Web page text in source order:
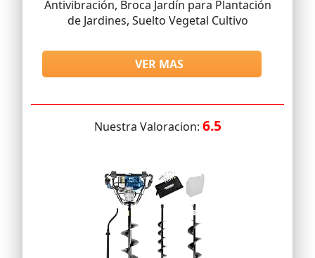
Antivibración, Broca Jardín para Plantación
de Jardines, Suelto Vegetal Cultivo
VER MAS
Nuestra Valoracion: 6.5